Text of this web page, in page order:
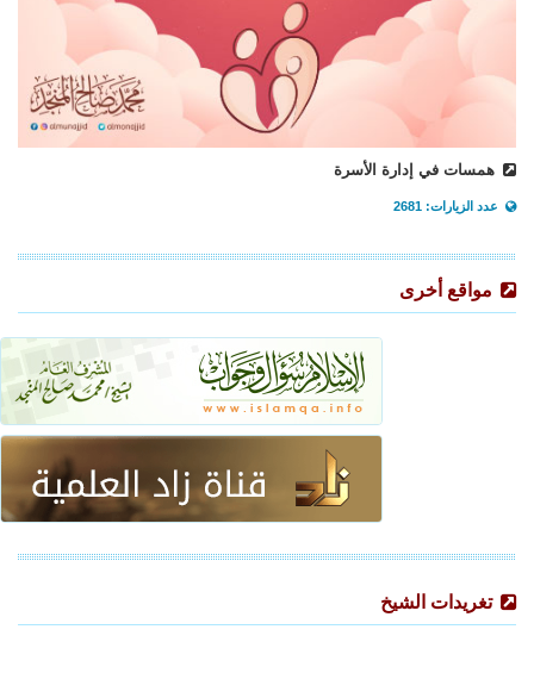
همسات في إدارة الأسرة
عدد الزيارات: 2681
مواقع أخرى
تغريدات الشيخ